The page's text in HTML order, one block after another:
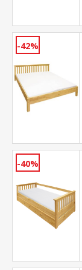
-42%
-40%